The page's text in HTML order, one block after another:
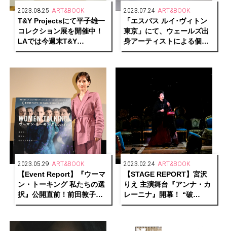
2023.08.25 ART&BOOK
T&Y Projectsにて平子雄一
コレクション展を開催中！
LAでは今週末T&Y
GALLERYがオープン！
2023.07.24 ART&BOOK
「エスパス ルイ･ヴィトン
東京」にて、ウェールズ出
身アーティストによる個展
「L>espace)(…｣を開催
2023.05.29 ART&BOOK
【Event Report】『ウーマ
ン・トーキング 私たちの選
択』公開直前！前田敦子に
よるトークイベントを開催
2023.02.24 ART&BOOK
【STAGE REPORT】宮沢
りえ 主演舞台『アンナ・カ
レーニナ』開幕！ “破
滅“と“希望”、それぞれの真
繊細に描く！